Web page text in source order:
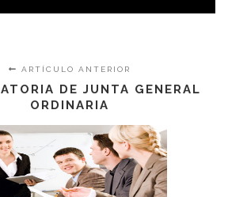
ARTÍCULO ANTERIOR
DE JUNTA GENERAL
ORDINARIA